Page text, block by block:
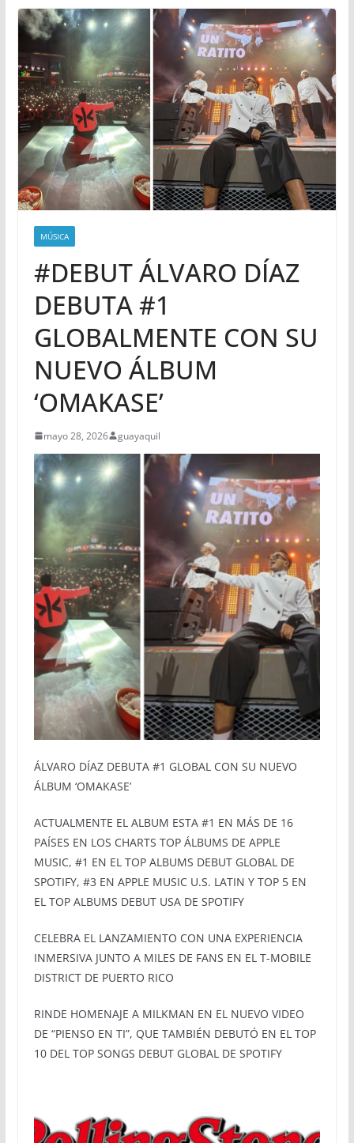
MÚSICA
#DEBUT ÁLVARO DÍAZ
DEBUTA #1
GLOBALMENTE CON SU
NUEVO ÁLBUM
‘OMAKASE’
mayo 28, 2026 guayaquil
ÁLVARO DÍAZ DEBUTA #1 GLOBAL CON SU NUEVO
ÁLBUM ‘OMAKASE’
ACTUALMENTE EL ALBUM ESTA #1 EN MÁS DE 16
PAÍSES EN LOS CHARTS TOP ÁLBUMS DE APPLE
MUSIC, #1 EN EL TOP ALBUMS DEBUT GLOBAL DE
SPOTIFY, #3 EN APPLE MUSIC U.S. LATIN Y TOP 5 EN
EL TOP ALBUMS DEBUT USA DE SPOTIFY
CELEBRA EL LANZAMIENTO CON UNA EXPERIENCIA
INMERSIVA JUNTO A MILES DE FANS EN EL T-MOBILE
DISTRICT DE PUERTO RICO
RINDE HOMENAJE A MILKMAN EN EL NUEVO VIDEO
DE “PIENSO EN TI”, QUE TAMBIÉN DEBUTÓ EN EL TOP
10 DEL TOP SONGS DEBUT GLOBAL DE SPOTIFY